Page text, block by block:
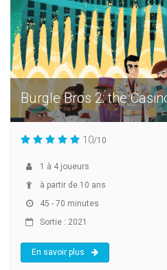
Burgle Bros 2: the
10/10
1 à 4 joueurs
à partir de 10 ans
45 - 70 minutes
Sortie : 2021
En savoir plus